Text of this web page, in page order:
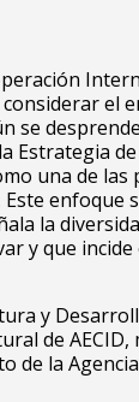
el
se
Estrategia
una de las
enfoque
la
y que incide
y
de AECID,
de la